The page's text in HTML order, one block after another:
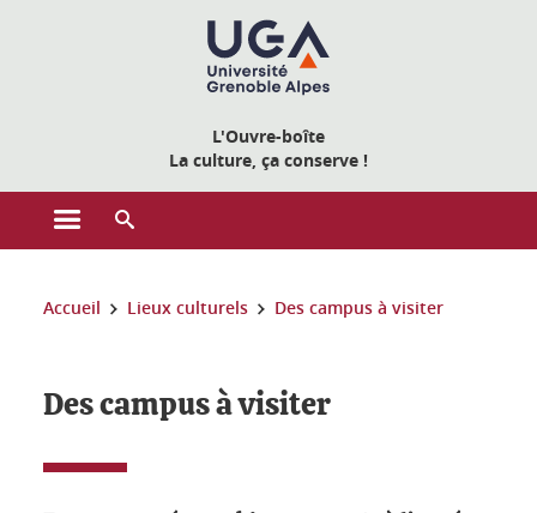
L'Ouvre-boîte
La culture, ça conserve !
Ouvrir le menu principal
Vous êtes ici :
Accueil Lieux culturels Des campus à visiter
Des campus à visiter